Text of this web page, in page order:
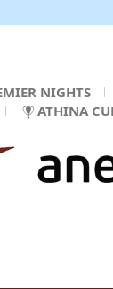
NIGHTS
ATHINA